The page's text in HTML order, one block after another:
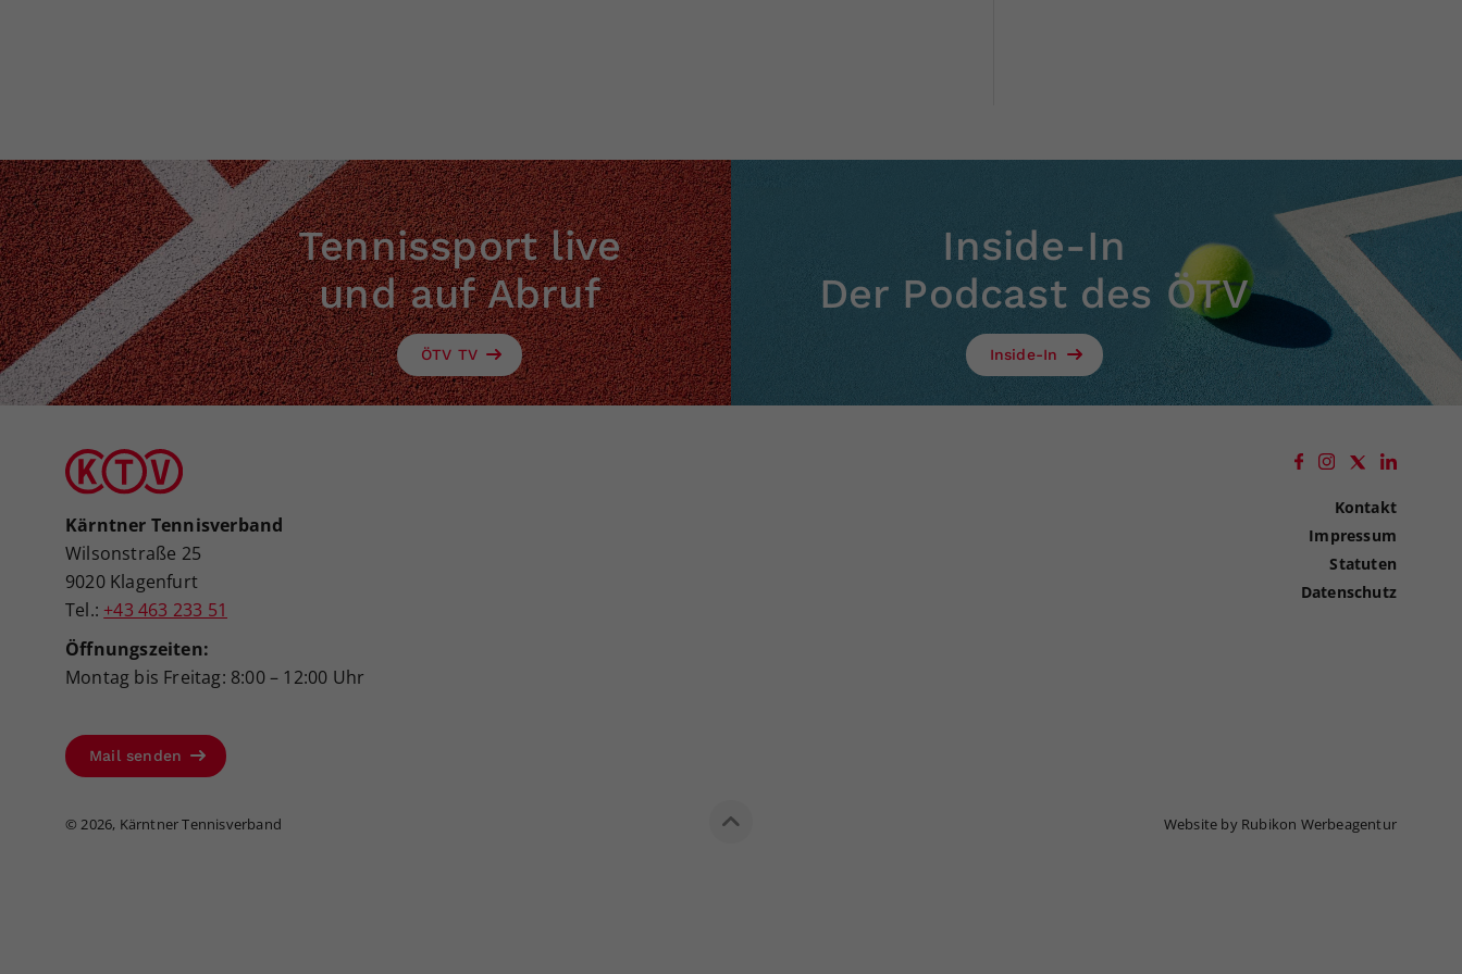
Burschen:
Burschen:
Tennissport live
und auf Abruf
ÖTV TV
Inside-In
Der Podcast des ÖTV
Inside-In
Kärntner Tennisverband
Wilsonstraße 25
9020 Klagenfurt
Tel.: +43 463 233 51
Öffnungszeiten:
Montag bis Freitag: 8:00 – 12:00 Uhr
Mail senden
Kontakt
Impressum
Statuten
Datenschutz
© 2026, Kärntner Tennisverband Website by Rubikon Werbeagentur